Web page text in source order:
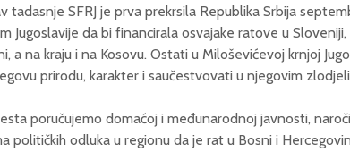
tadasnje SFRJ je prva prekrsila Republika Srbija
Jugoslavije da bi financirala osvajake ratove u
a na kraju i na Kosovu. Ostati u Miloševićevoj krnjoj
prirodu, karakter i saučestvovati u njegovim
poručujemo domaćoj i međunarodnoj javnosti,
političkih odluka u regionu da je rat u Bosni i